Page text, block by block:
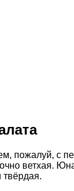
пожалуй, с
ветхая.
твёрдая.